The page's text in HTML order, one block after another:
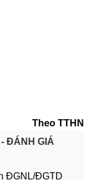
Theo TTHN
ĐÁNH GIÁ
ĐGNL/ĐGTD